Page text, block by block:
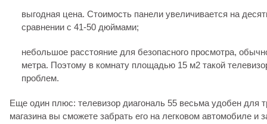
выгодная цена. Стоимость панели увеличивается на
сравнении с 41-50 дюймами;
небольшое расстояние для безопасного просмотра,
метра. Поэтому в комнату площадью 15 м2 такой
проблем.
Еще один плюс: телевизор диагональ 55 весьма удобен для
магазина вы сможете забрать его на легковом автомобиле и